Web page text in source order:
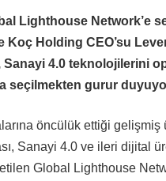
Lighthouse Network’e
Holding CEO’su
Sanayi 4.0
seçilmekten gurur
öncülük ettiği
Sanayi 4.0 ve ileri dijital
Global Lighthouse